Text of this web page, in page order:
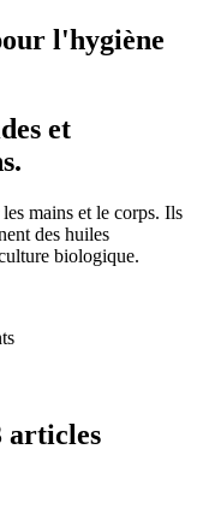
l'hygiène
et
mains et le corps. Ils
des huiles
biologique.
articles